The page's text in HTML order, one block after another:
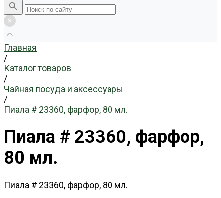
Главная
/
Каталог товаров
/
Чайная посуда и аксессуары
/
Пиала # 23360, фарфор, 80 мл.
Пиала # 23360, фарфор,
80 мл.
Пиала # 23360, фарфор, 80 мл.